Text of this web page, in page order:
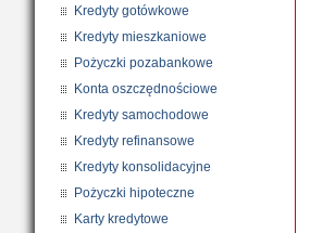
Kredyty gotówkowe
Kredyty mieszkaniowe
Pożyczki pozabankowe
Konta oszczędnościowe
Kredyty samochodowe
Kredyty refinansowe
Kredyty konsolidacyjne
Pożyczki hipoteczne
Karty kredytowe